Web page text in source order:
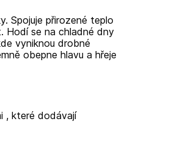
Spojuje přirozené teplo
Hodí se na chladné dny
vyniknou drobné
obepne hlavu a hřeje
, které dodávají